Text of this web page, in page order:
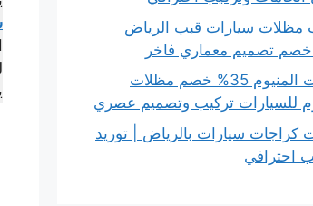
مظلات سيارات قبب الرياض
مظلات المنيوم 35% خصم مظلات
للسيارات تركيب وتصميم عصري
كراجات سيارات بالرياض | توريد
احترافي